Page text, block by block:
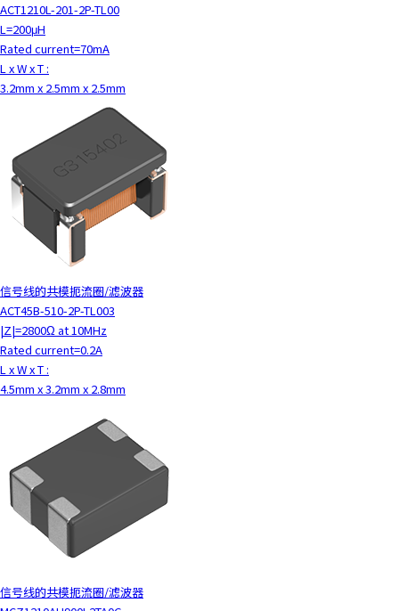
ACT1210L-201-2P-TL00
L=200μH
Rated current=70mA
L x W x T :
3.2mm x 2.5mm x 2.5mm
信号线的共模扼流圈/滤波器
ACT45B-510-2P-TL003
|Z|=2800Ω at 10MHz
Rated current=0.2A
L x W x T :
4.5mm x 3.2mm x 2.8mm
信号线的共模扼流圈/滤波器